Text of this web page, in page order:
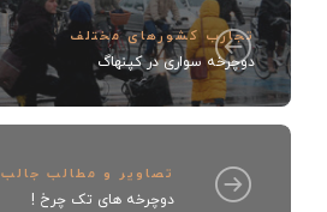
تجارب کشورهای مختلف
دوچرخه سواری در کپنهاگ
تصاویر و مطالب جالب
دوچرخه های تک چرخ !